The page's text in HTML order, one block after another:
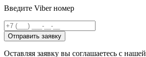
Введите Viber номер
Отправить заявку
Оставляя заявку вы соглашаетесь с нашей